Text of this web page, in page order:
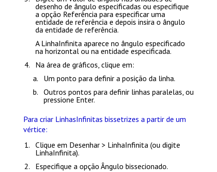
desenho de ângulo especificadas ou especifique
a opção Referência para especificar uma
entidade de referência e depois insira o ângulo
da entidade de referência.
A LinhaInfinita aparece no ângulo especificado
na horizontal ou na entidade especificada.
Na área de gráficos, clique em:
Um ponto para definir a posição da linha.
Outros pontos para definir linhas paralelas, ou
pressione Enter.
Para criar LinhasInfinitas bissetrizes a partir de um
vértice:
Clique em Desenhar > LinhaInfinita (ou digite
LinhaInfinita).
Especifique a opçãoÂngulo bissecionado.